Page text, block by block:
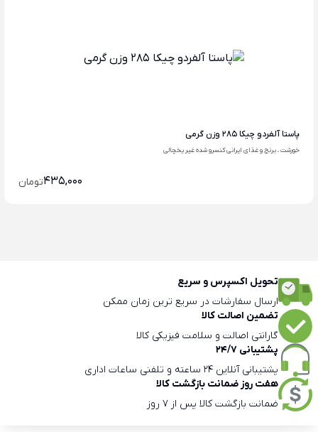
پاستا آلفردو چیکا 285 وزن گرمی
خورشت ، برنج و غذای ایرانی کنسرو شده غیر یخچالی
435,000تومان
تحویل اکسپرس و سریع
ارسال سفارشات در سریع ترین زمان ممکن
تضمین اصالت کالا
گارانتی اصالت و سلامت فیزیکی کالا
پشتیبانی 24/7
پشتیبانی آنلاین 24 ساعته و تلفنی ساعات اداری
هفت روز ضمانت بازگشت کالا
ضمانت بازگشت کالا پس از 7 روز